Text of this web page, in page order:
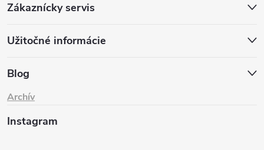
Zákaznícky servis
Užitočné informácie
Blog
Archív
Instagram